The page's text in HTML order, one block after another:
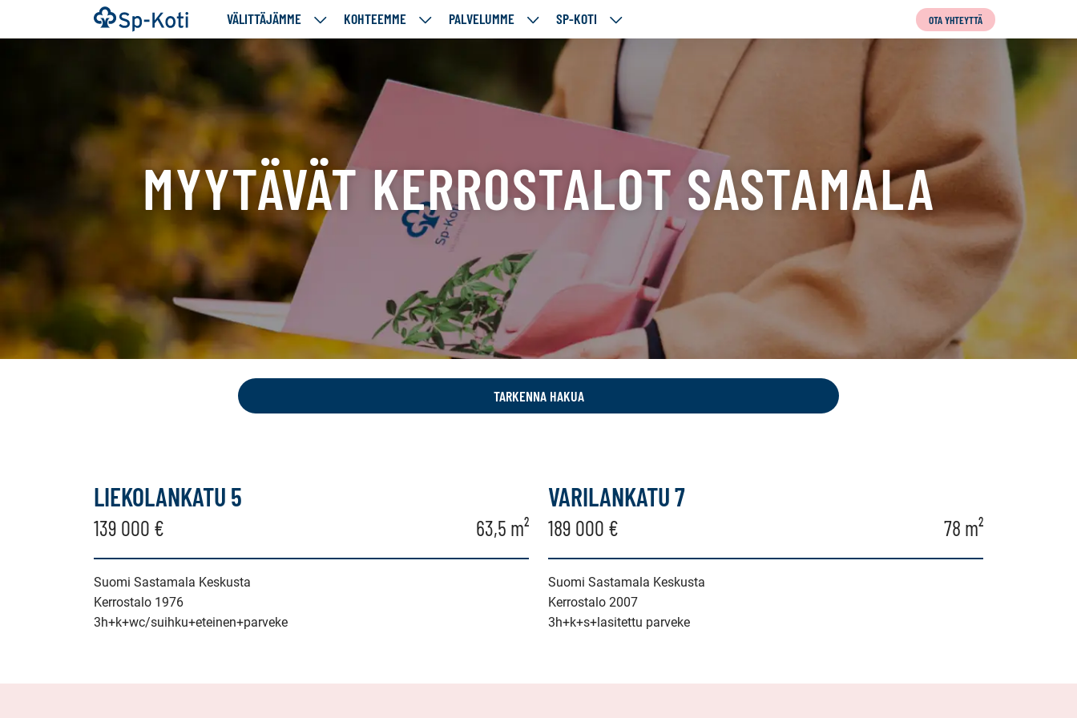
Siirry
sisältöön
Etusivu VÄLITTÄJÄMME
VÄLITTÄJÄMME
KOHTEEMME
KOHTEEMME
PALVELUMME
PALVELUMME
ALASIVUT
SP-KOTI
SP-
KOTI
ALASIVUT
OTA YHTEYTTÄ
MYYTÄVÄT KERROSTALOT SASTAMALA
Tällä
sivulla
näytetään
luhtitalo
TARKENNA HAKUA
LIEKOLANKATU 5
139 000 € 63,5 m²
Suomi Sastamala Keskusta
Kerrostalo 1976
3h+k+wc/suihku+eteinen+parveke
VARILANKATU 7
189 000 € 78 m²
Suomi Sastamala Keskusta
Kerrostalo 2007
3h+k+s+lasitettu parveke